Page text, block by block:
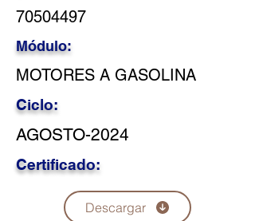
70504497
Módulo:
MOTORES A GASOLINA
Ciclo:
AGOSTO-2024
Certificado:
Descargar